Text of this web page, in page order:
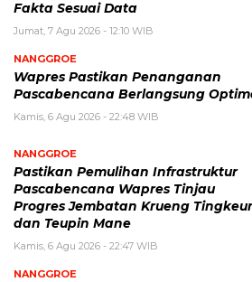
Fakta Sesuai Data
Jumat, 7 Agu 2026 - 12:10 WIB
NANGGROE
Wapres Pastikan Penanganan
Pascabencana Berlangsung
Kamis, 6 Agu 2026 - 22:48 WIB
NANGGROE
Pastikan Pemulihan Infrastruktur
Pascabencana Wapres Tinjau
Progres Jembatan Krueng
dan Teupin Mane
Kamis, 6 Agu 2026 - 22:47 WIB
NANGGROE